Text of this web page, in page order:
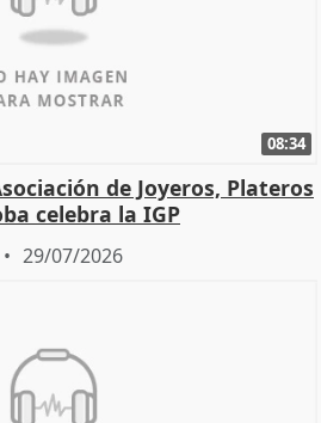
08:34
de Joyeros, Plateros
celebra la IGP
29/07/2026